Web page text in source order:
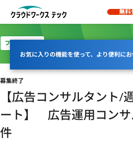
無料
お気に入りの機能を使って、より便利にお
フルリモート
募集終了
【広告コンサルタント/
ート】 広告運用コンサ
件